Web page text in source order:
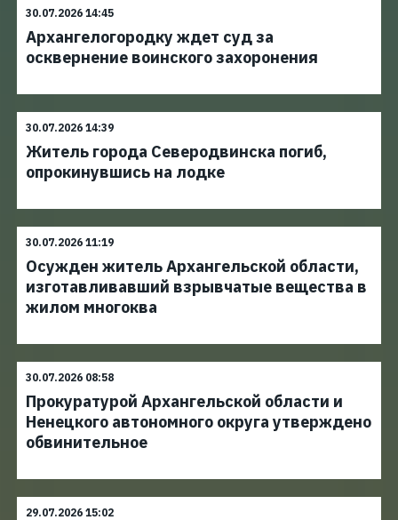
30.07.2026 14:45
Архангелогородку ждет суд за
осквернение воинского захоронения
30.07.2026 14:39
Житель города Северодвинска погиб,
опрокинувшись на лодке
30.07.2026 11:19
Осужден житель Архангельской области,
изготавливавший взрывчатые вещества в
жилом многоква
30.07.2026 08:58
Прокуратурой Архангельской области и
Ненецкого автономного округа утверждено
обвинительное
29.07.2026 15:02